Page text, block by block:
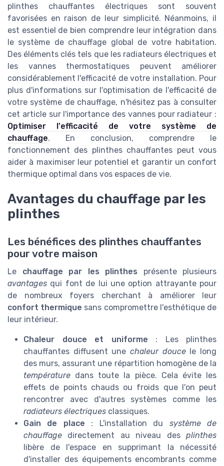
plinthes chauffantes électriques sont souvent
favorisées en raison de leur simplicité. Néanmoins, il
est essentiel de bien comprendre leur intégration dans
le système de chauffage global de votre habitation.
Des éléments clés tels que les radiateurs électriques et
les vannes thermostatiques peuvent améliorer
considérablement l'efficacité de votre installation. Pour
plus d'informations sur l'optimisation de l'efficacité de
votre système de chauffage, n'hésitez pas à consulter
cet article sur l'importance des vannes pour radiateur :
Optimiser l'efficacité de votre système de
chauffage. En conclusion, comprendre le
fonctionnement des plinthes chauffantes peut vous
aider à maximiser leur potentiel et garantir un confort
thermique optimal dans vos espaces de vie.
Avantages du chauffage par les
plinthes
Les bénéfices des plinthes chauffantes
pour votre maison
Le chauffage par les plinthes présente plusieurs
avantages qui font de lui une option attrayante pour
de nombreux foyers cherchant à améliorer leur
confort thermique sans compromettre l'esthétique de
leur intérieur.
Chaleur douce et uniforme : Les plinthes
chauffantes diffusent une chaleur doucele long
des murs, assurant une répartition homogène de la
température dans toute la pièce. Cela évite les
effets de points chauds ou froids que l'on peut
rencontrer avec d'autres systèmes comme les
radiateurs électriques classiques.
Gain de place : L'installation du système de
chauffage directement au niveau des plinthes
libère de l'espace en supprimant la nécessité
d'installer des équipements encombrants comme